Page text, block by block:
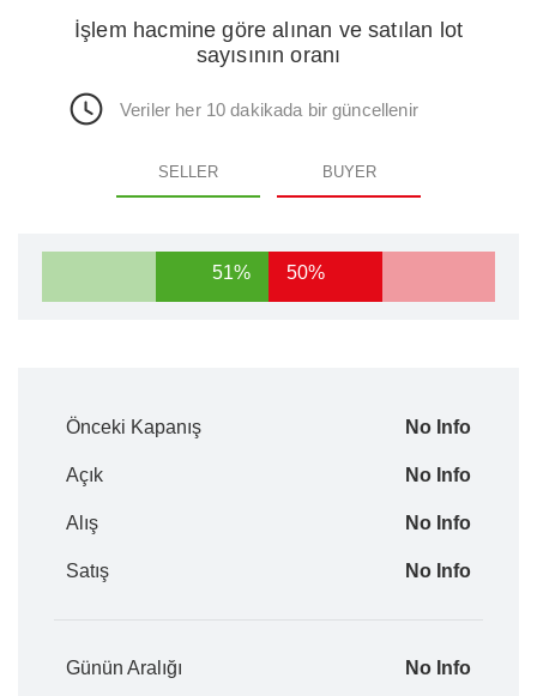
İşlem hacmine göre alınan ve satılan lot
sayısının oranı
Veriler her 10 dakikada bir güncellenir
SELLER BUYER
51% 50%
Önceki Kapanış No Info
Açık No Info
Alış No Info
Satış No Info
Günün Aralığı No Info